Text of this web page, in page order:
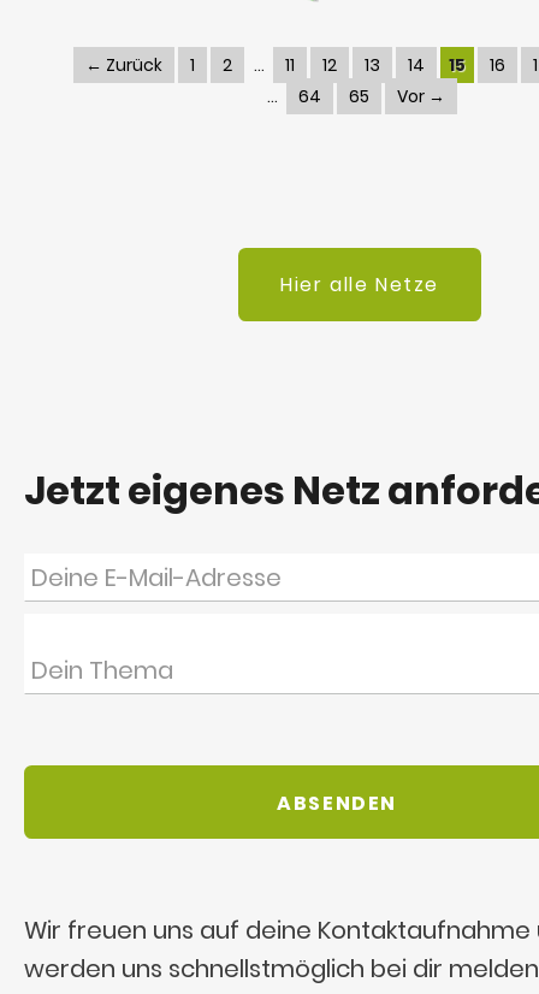
← Zurück 1 2 11 12 13 14 15 16
64
65 Vor →
Hier alle Netze
Jetzt eigenes Netz
Wir freuen uns auf deine Kontaktaufnahme
werden uns schnellstmöglich bei dir